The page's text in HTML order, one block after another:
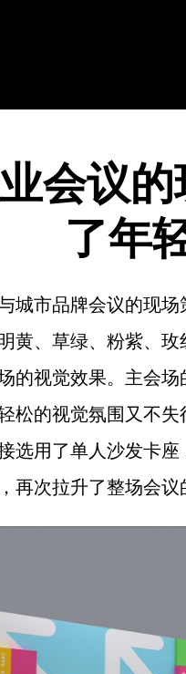
会议
了年
城市品牌会议的现
黄、草绿、粉紫、
的视觉效果。主会
松的视觉氛围又不
选用了单人沙发卡
再次拉升了整场会议